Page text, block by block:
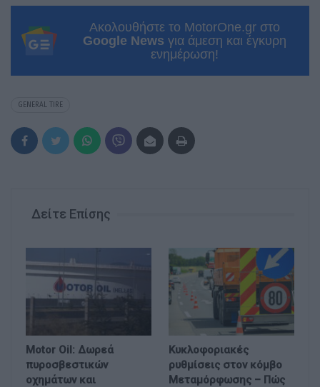
Ακολουθήστε το MotorOne.gr στο
Google News για άμεση και έγκυρη
ενημέρωση!
GENERAL TIRE
Δείτε Επίσης
Motor Oil: Δωρεά
πυροσβεστικών
οχημάτων και
Κυκλοφοριακές
ρυθμίσεις στον κόμβο
Μεταμόρφωσης – Πώς